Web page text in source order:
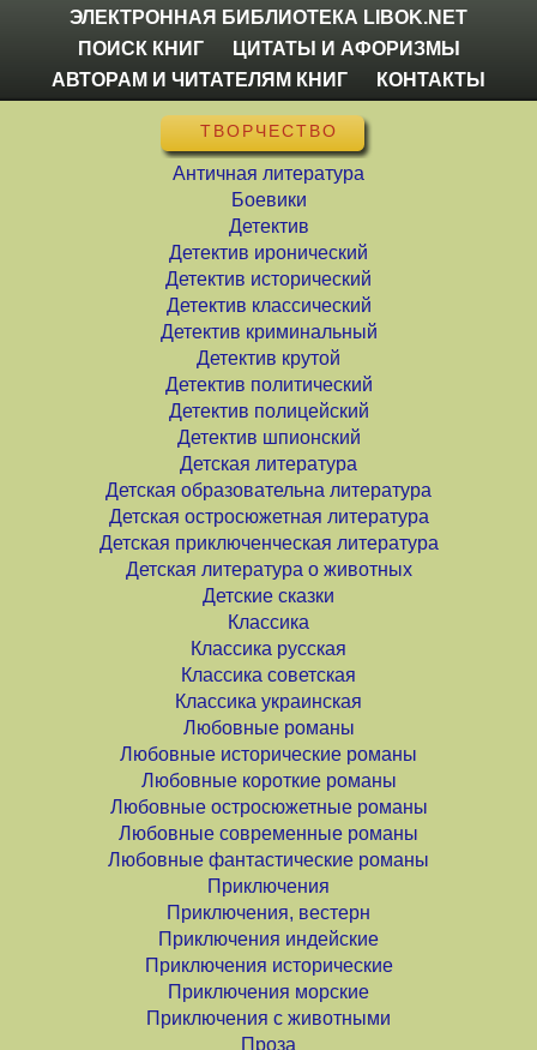
ЭЛЕКТРОННАЯ БИБЛИОТЕКА LIBOK.NET
ПОИСК КНИГ
ЦИТАТЫ И АФОРИЗМЫ
АВТОРАМ И ЧИТАТЕЛЯМ КНИГ
КОНТАКТЫ
ТВОРЧЕСТВО
Античная литература
Боевики
Детектив
Детектив иронический
Детектив исторический
Детектив классический
Детектив криминальный
Детектив крутой
Детектив политический
Детектив полицейский
Детектив шпионский
Детская литература
Детская образовательна литература
Детская остросюжетная литература
Детская приключенческая литература
Детская литература о животных
Детские сказки
Классика
Классика русская
Классика советская
Классика украинская
Любовные романы
Любовные исторические романы
Любовные короткие романы
Любовные остросюжетные романы
Любовные современные романы
Любовные фантастические романы
Приключения
Приключения, вестерн
Приключения индейские
Приключения исторические
Приключения морские
Приключения с животными
Проза